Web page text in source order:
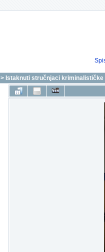
> Istaknuti stručnjaci